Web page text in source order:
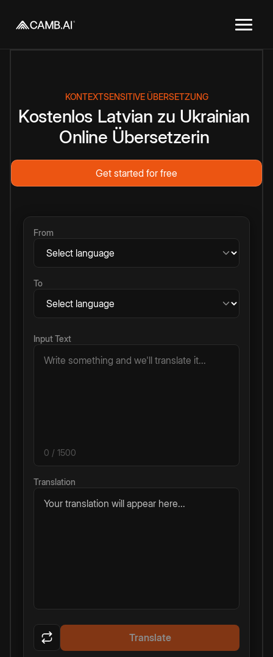
KONTEXTSENSITIVE ÜBERSETZUNG
Kostenlos Latvian zu Ukrainian
Online Übersetzerin
Get started for free
From
To
Input Text
0 / 1500
Translation
Your translation will appear here...
Translate